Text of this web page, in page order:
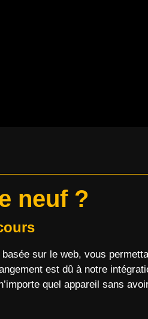
neuf ?
sur le web, vous
est dû à notre
quel appareil sans
été activé !